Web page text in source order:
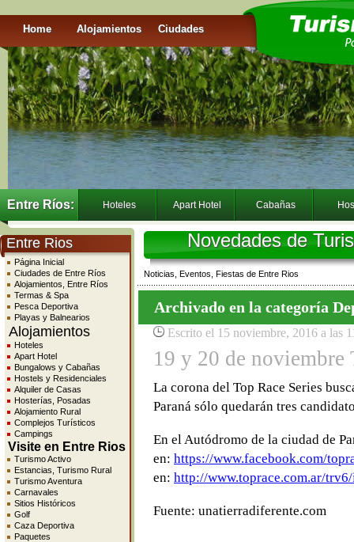
Home Alojamientos Ciudades
Entre Ríos: Hoteles Apart Hotel Cabañas
Entre Rios
Página Inicial
Ciudades de Entre Ríos
Alojamientos, Entre Ríos
Termas & Spa
Pesca Deportiva
Playas y Balnearios
Alojamientos
Hoteles
Apart Hotel
Bungalows y Cabañas
Hostels y Residenciales
Alquiler de Casas
Hosterías, Posadas
Alojamiento Rural
Complejos Turísticos
Campings
Visite en Entre Rios
Turismo Activo
Estancias, Turismo Rural
Turismo Aventura
Carnavales
Sitios Históricos
Golf
Caza Deportiva
Paquetes
Novedades de
Noticias, Eventos, Fiestas de Entre Rios
Archivado en la categoría
Escrito el 15 noviembre, 2016 a las
19 y 20 de noviembre
La corona del Top Race Series
Paraná sólo quedarán tres
En el Autódromo de la ciudad de
en: https://www.facebook.com/
en: http://www.toprace.com.ar/
Fuente: unatierradiferente.com